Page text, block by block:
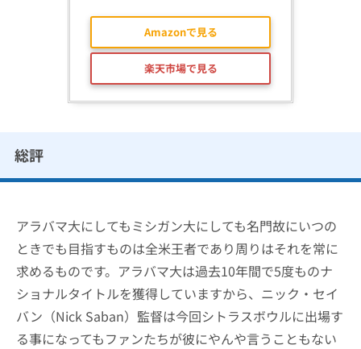
Amazonで見る
楽天市場で見る
総評
アラバマ大にしてもミシガン大にしても名門故にいつの
ときでも目指すものは全米王者であり周りはそれを常に
求めるものです。アラバマ大は過去10年間で5度ものナ
ショナルタイトルを獲得していますから、ニック・セイ
バン（Nick Saban）監督は今回シトラスボウルに出場す
る事になってもファンたちが彼にやんや言うこともない